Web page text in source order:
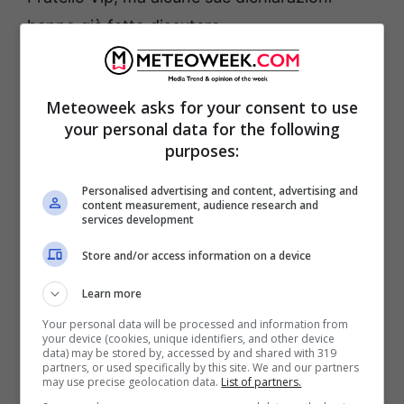
hanno già fatto discutere.
Eletti, infatti, non ha esitato a raccontare a
tuttidettagli intimi e privati della sua storia
con la Nulli Augusti.
Meteoweek asks for your consent to use
your personal data for the following
purposes:
Personalised advertising and content, advertising and
content measurement, audience research and
services development
Store and/or access information on a device
Learn more
Your personal data will be processed and information from
your device (cookies, unique identifiers, and other device
data) may be stored by, accessed by and shared with 319
partners, or used specifically by this site. We and our partners
may use precise geolocation data. List of partners.